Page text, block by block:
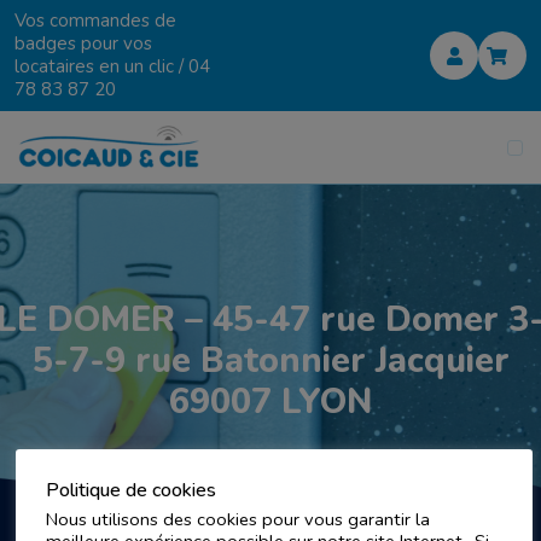
Vos commandes de
badges pour vos
locataires en un clic /04
78 83 87 20
DOMER – 45-47 rue Domer
5-7-9 rue Batonnier Jacquier
69007 LYON
Politique de cookies
Nous utilisons des cookies pour vous garantir la